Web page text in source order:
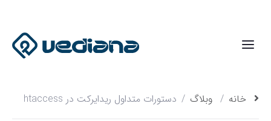
خانه وبلاگ دستورات متداول ریدایرکت در htaccess